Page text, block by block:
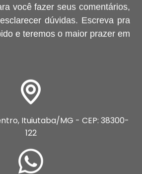
você fazer seus comentários,
dúvidas. Escreva pra
e teremos o maior prazer em
Ituiutaba/MG - CEP: 38300-
122